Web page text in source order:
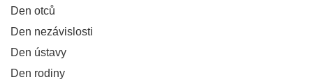
Den otců
Den nezávislosti
Den ústavy
Den rodiny